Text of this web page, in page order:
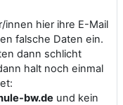
innen hier ihre E-Mail
falsche Daten ein.
dann schlicht
halt noch einmal
bw.de und kein